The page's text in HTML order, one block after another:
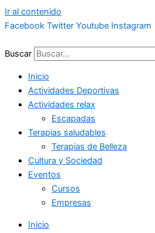
Ir al contenido
Facebook Twitter Youtube Instagram
Buscar
Inicio
Actividades Deportivas
Actividades relax
Escapadas
Terapias saludables
Terapias de Belleza
Cultura y Sociedad
Eventos
Cursos
Empresas
Inicio